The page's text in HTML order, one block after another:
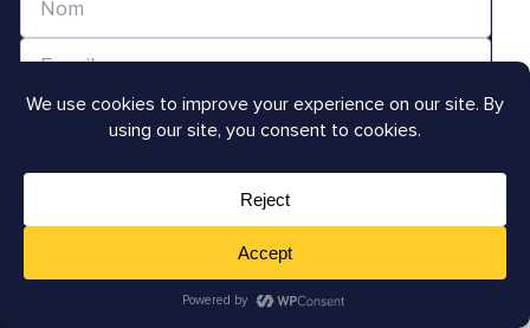
W
b
U
*
m
*
m
Obtenez All in One SEO dès maintenant
(gratuit)